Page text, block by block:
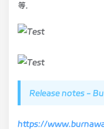
等.
Release notes -
https://